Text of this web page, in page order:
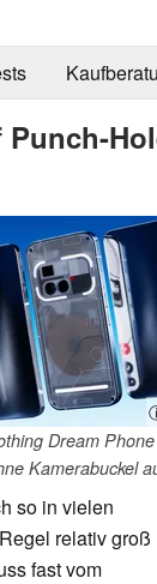
Punch-
Dream
Kamerabuckel
so in vielen
relativ groß
fast vom